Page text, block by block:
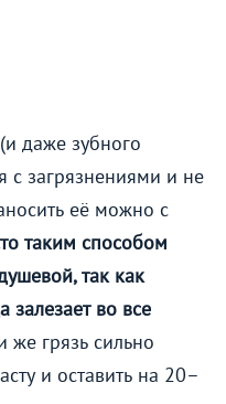
даже зубного
с загрязнениями и не
её можно с
таким способом
так как
залезает во все
же грязь сильно
и оставить на 20–